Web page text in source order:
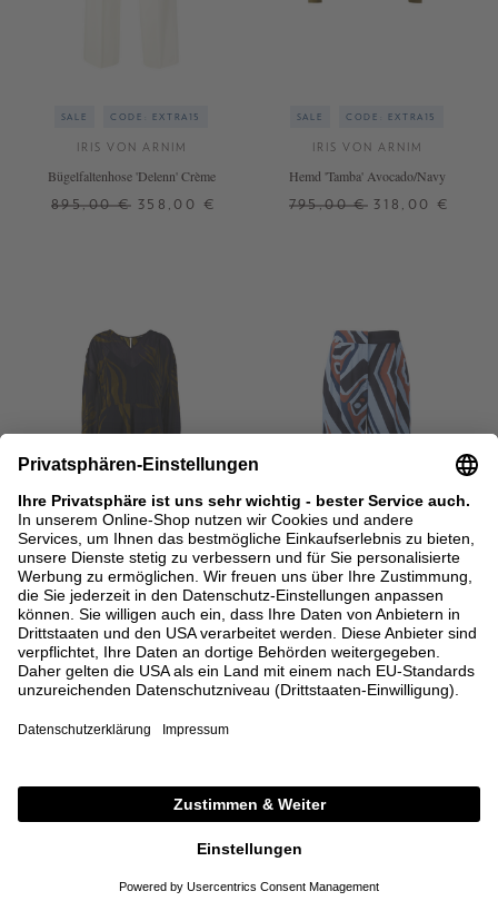
SALE CODE: EXTRA15
IRIS VON ARNIM
Bügelfaltenhose 'Delenn' Crème
895,00 € 358,00 €
SALE CODE: EXTRA15
IRIS VON ARNIM
Hemd 'Tamba' Avocado/Navy
795,00 € 318,00 €
SALE CODE: EXTRA15
IRIS VON ARNIM
Seiden-Maxikleid 'Faraya'
SALE CODE: EXTRA15
IRIS VON ARNIM
Seidenhose 'Fonda' mit Muster